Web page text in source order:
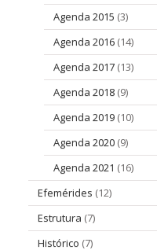
Agenda 2015 (3)
Agenda 2016 (14)
Agenda 2017 (13)
Agenda 2018 (9)
Agenda 2019 (10)
Agenda 2020 (9)
Agenda 2021 (16)
Efemérides (12)
Estrutura (7)
Histórico (7)